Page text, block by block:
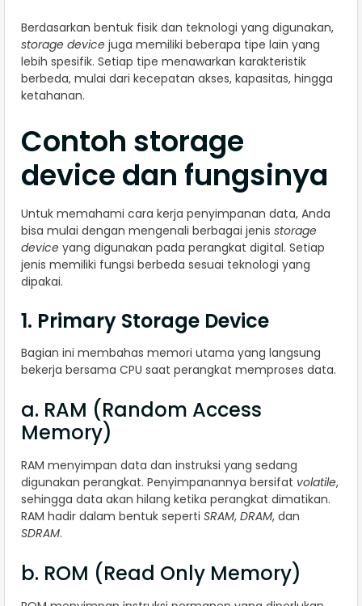
Berdasarkan bentuk fisik dan teknologi yang digunakan,
storage device juga memiliki beberapa tipe lain yang
lebih spesifik. Setiap tipe menawarkan karakteristik
berbeda, mulai dari kecepatan akses, kapasitas, hingga
ketahanan.
Contoh storage
device dan fungsinya
Untuk memahami cara kerja penyimpanan data, Anda
bisa mulai dengan mengenali berbagai jenis storage
device yang digunakan pada perangkat digital. Setiap
jenis memiliki fungsi berbeda sesuai teknologi yang
dipakai.
1. Primary Storage Device
Bagian ini membahas memori utama yang langsung
bekerja bersama CPU saat perangkat memproses data.
a. RAM (Random Access
Memory)
RAM menyimpan data dan instruksi yang sedang
digunakan perangkat. Penyimpanannya bersifat volatile,
sehingga data akan hilang ketika perangkat dimatikan.
RAM hadir dalam bentuk seperti SRAM, DRAM, dan
SDRAM.
b. ROM (Read Only Memory)